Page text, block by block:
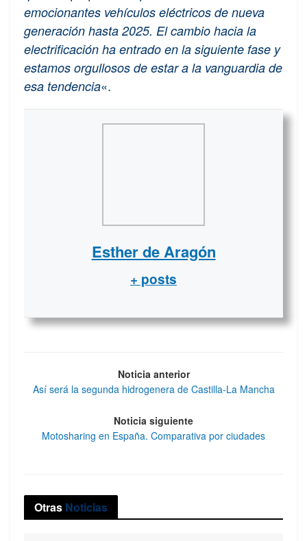
emocionantes vehículos eléctricos de nueva
generación hasta 2025. El cambio hacia la
electrificación ha entrado en la siguiente fase y
estamos orgullosos de estar a la vanguardia de
esa tendencia«.
Esther de Aragón
+ posts
Noticia anterior
Así será la segunda hidrogenera de Castilla-La Mancha
Noticia siguiente
Motosharing en España. Comparativa por ciudades
Otras Noticias